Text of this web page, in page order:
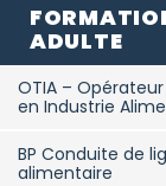
ADULTE
OTIA –
en Industrie
BP Conduite de
alimentaire